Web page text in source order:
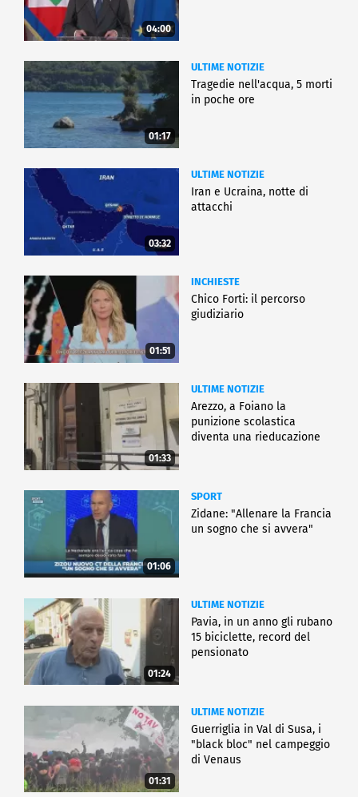
04:00
01:17
ULTIME NOTIZIE
Tragedie nell'acqua, 5 morti
in poche ore
03:32
ULTIME NOTIZIE
Iran e Ucraina, notte di
attacchi
01:51
INCHIESTE
Chico Forti: il percorso
giudiziario
01:33
ULTIME NOTIZIE
Arezzo, a Foiano la
punizione scolastica
diventa una rieducazione
01:06
SPORT
Zidane: "Allenare la Francia
un sogno che si avvera"
01:24
ULTIME NOTIZIE
Pavia, in un anno gli rubano
15 biciclette, record del
pensionato
01:31
ULTIME NOTIZIE
Guerriglia in Val di Susa, i
"black bloc" nel campeggio
di Venaus